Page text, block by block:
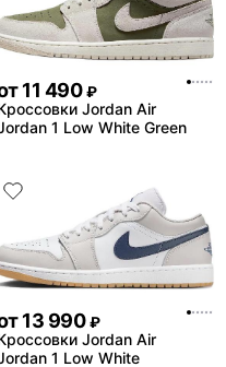
11 490 ₽
Jordan Air
1 Low White Green
13 990 ₽
Jordan Air
1 Low White